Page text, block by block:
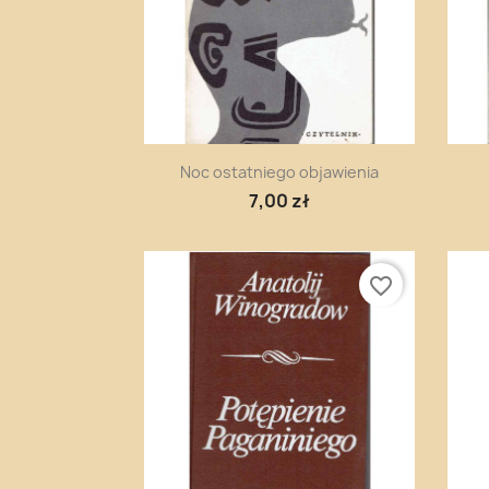
Szybki podgląd
Noc ostatniego objawienia
7,00 zł
favorite_border